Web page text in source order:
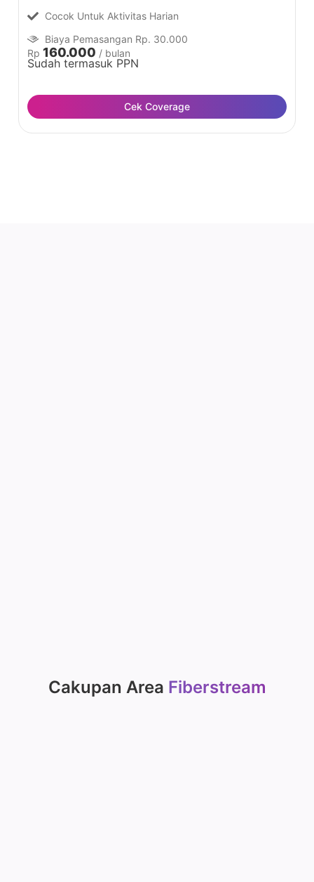
Cocok Untuk Aktivitas Harian
Biaya Pemasangan Rp. 30.000
Sudah termasuk PPN
Rp 160.000 / bulan
Cek Coverage
Cakupan Area Fiberstream